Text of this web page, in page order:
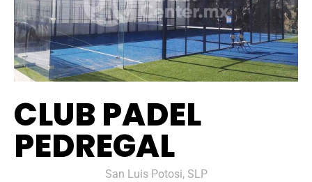
CLUB PADEL
PEDREGAL
San Luis Potosi, SLP